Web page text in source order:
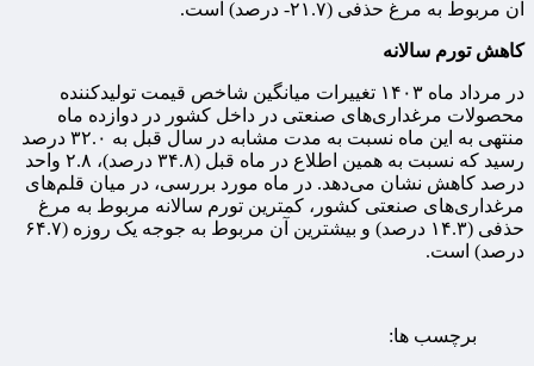
آن مربوط به مرغ حذفی (۲۱.۷- درصد) است.
کاهش تورم سالانه
در مرداد ماه ۱۴۰۳ تغییرات میانگین شاخص قیمت تولیدکننده
محصولات مرغداری‌های صنعتی در داخل کشور در دوازده ماه
منتهی به این ماه نسبت به مدت مشابه در سال قبل به ۳۲.۰ درصد
رسید که نسبت به همین اطلاع در ماه قبل (۳۴.۸ درصد)، ۲.۸ واحد
درصد کاهش نشان می‌دهد. در ماه مورد بررسی، در میان قلم‌های
مرغداری‌های صنعتی کشور، کمترین تورم سالانه مربوط به مرغ
حذفی (۱۴.۳ درصد) و بیشترین آن مربوط به جوجه یک روزه (۶۴.۷
درصد) است.
برچسب ها: